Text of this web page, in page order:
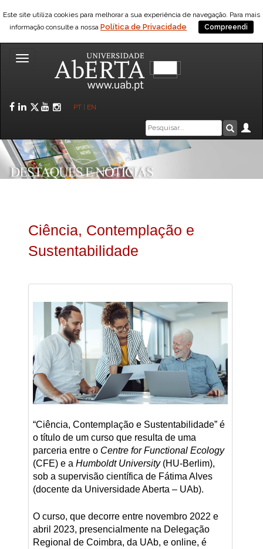
Este site utiliza cookies para melhorar a sua experiência de navegação. Para mais
informação consulte a nossa Política de Privacidade Compreendi
Toggle
Facebook
LinkedIn
Twitter
YouTube
Instagram
PT EN
Caixa
de
pesquisa
Ciência, Contemplação e
Sustentabilidade
“Ciência, Contemplação e Sustentabilidade” é
o título de um curso que resulta de uma
parceria entre o Centre for Functional Ecology
(CFE) e a Humboldt University(HU-Berlim),
sob a supervisão científica de Fátima Alves
(docente da Universidade Aberta – UAb).
O curso, que decorre entre novembro 2022 e
abril 2023, presencialmente na Delegação
Regional de Coimbra, da UAb, e online, é